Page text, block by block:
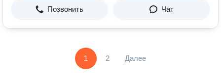
Позвонить Чат
1 2 Далее